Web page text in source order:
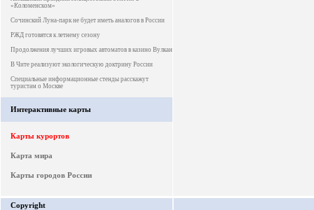
«Коломенском»
Сочинский Луна-парк не будет иметь аналогов в России
РЖД готовятся к летнему сезону
Продолжения лучших игровых автоматов в казино Вулкан
В Чите реализуют экологическую доктрину России
Специальные информационные стенды расскажут
туристам о Москве
Интерактивные карты
Карты курортов
Карта мира
Карты городов России
Copyright